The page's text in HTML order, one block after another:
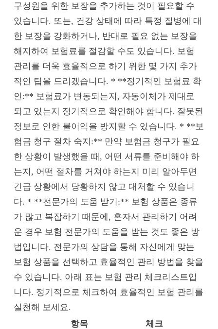
구성원을 위한 보장을 추가하는 것이 필요할 수
있습니다. 또는, 건강 상태에 따라 특정 질병에 대
한 보장을 강화하거나, 반대로 필요 없는 보장을
해지하여 보험료를 절감할 수도 있습니다. 보험
관리를 더욱 효율적으로 하기 위한 몇 가지 추가
적인 팁을 드리겠습니다. * **정기적인 보험료 확
인:** 보험료가 변동되는지, 자동이체가 제대로
되고 있는지 정기적으로 확인해야 합니다. 잘못된
정보로 인한 불이익을 방지할 수 있습니다. * **보
험금 청구 절차 숙지:** 만약 보험금 청구가 필요
한 상황이 발생했을 때, 어떤 서류를 준비해야 하
는지, 어떤 절차를 거쳐야 하는지 미리 알아두면
긴급 상황에서 당황하지 않고 대처할 수 있습니
다. * **전문가의 도움 받기:** 보험 상품은 종류
가 많고 복잡하기 때문에, 혼자서 관리하기 어려
운 경우 보험 전문가의 도움을 받는 것도 좋은 방
법입니다. 전문가의 상담을 통해 자신에게 맞는
보험 상품을 선택하고 효율적인 관리 방법을 찾을
수 있습니다. 아래 표는 보험 관리 체크리스트입
니다. 정기적으로 체크하여 효율적인 보험 관리를
실천해 보세요.
항목
체크